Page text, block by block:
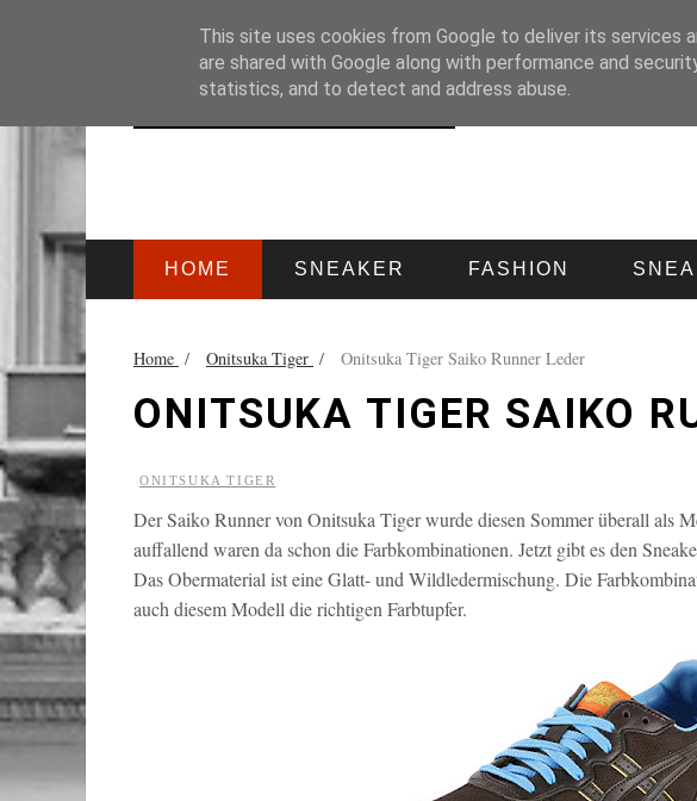
IMPRESSUM
HOME SNEAKER FASHION
Home / Onitsuka Tiger / Onitsuka Tiger Saiko Runner Leder
ONITSUKA TIGER SAIKO
ONITSUKA TIGER
Der Saiko Runner von Onitsuka Tiger wurde diesen Sommer überall als
auffallend waren da schon die Farbkombinationen. Jetzt gibt es den
Das Obermaterial ist eine Glatt- und Wildledermischung. Die
auch diesem Modell die richtigen Farbtupfer.
This site uses cookies from Google to deliver its services
are shared with Google along with performance and
statistics, and to detect and address abuse.